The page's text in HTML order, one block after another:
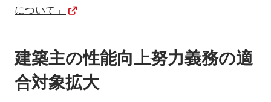
について」
建築主の性能向上努力義務の適
合対象拡大